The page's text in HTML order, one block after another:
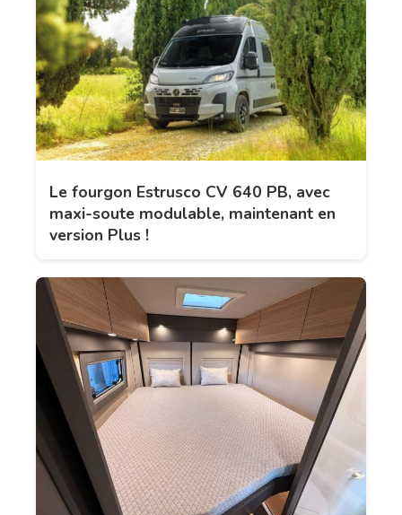
Le fourgon Estrusco CV 640 PB, avec
maxi-soute modulable, maintenant en
version Plus !